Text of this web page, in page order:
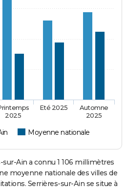
Moyenne nationale
2025
Eté 2025
Automne
2025
Ain a connu 1 106 millimètres
moyenne nationale des villes de
Serrières-sur-Ain se situe à